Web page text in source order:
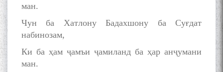
ман.
Чун ба Хатлону Бадахшону ба Суғдат
набинозам,
Ки ба ҳам ҷамъи ҷамиланд ба ҳар анҷумани
ман.